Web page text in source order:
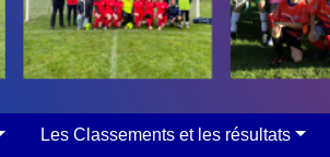
Les Classements et les résultats